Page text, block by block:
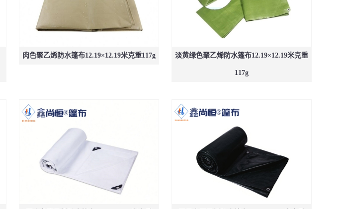
肉色聚乙烯防水篷布12.19×12.19米克重117g 淡黄绿色聚乙烯防水篷布12.19×12.19米克重
117g